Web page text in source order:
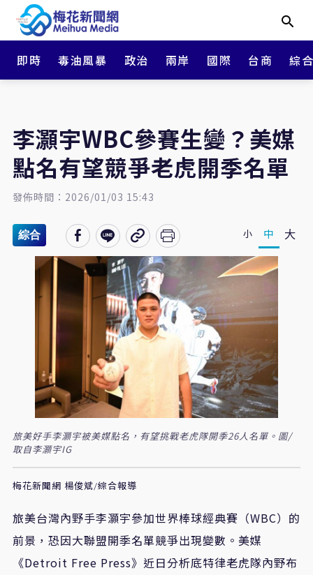
即時 毒油風暴 政治 兩岸 國際 台商 綜
李灝宇WBC參賽生變？美媒
點名有望競爭老虎開季名單
發佈時間：2026/01/03 15:43
綜合 小 中 大
旅美好手李灝宇被美媒點名，有望挑戰老虎隊開季26人名單。圖/
取自李灝宇IG
梅花新聞網 楊俊斌/綜合報導
旅美台灣內野手李灝宇參加世界棒球經典賽（WBC）的
前景，恐因大聯盟開季名單競爭出現變數。美媒
《Detroit Free Press》近日分析底特律老虎隊內野布